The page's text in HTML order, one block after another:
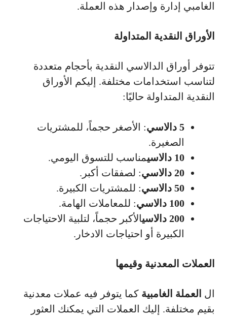
الغامبي إدارة وإصدار هذه العملة.
الأوراق النقدية المتداولة
تتوفر أوراق الدالاسي النقدية بأحجام متعددة
لتناسب استخدامات مختلفة. إليكم الأوراق
النقدية المتداولة حاليًا:
5 دالاسي
: الأصغر حجماً، للمشتريات
الصغيرة.
10 دالاسي
مناسب للتسوق اليومي.
20 دالاسي
: لصفقات أكبر.
50 دالاسي
: للمشتريات الكبيرة.
100 دالاسي
: للمعاملات الهامة.
200 دالاسي
الأكبر حجماً، لتلبية الاحتياجات
الكبيرة أو احتياجات الادخار.
العملات المعدنية وقيمها
ال العملة الغامبية كما يتوفر فيه عملات معدنية
بقيم مختلفة. إليك العملات التي يمكنك العثور